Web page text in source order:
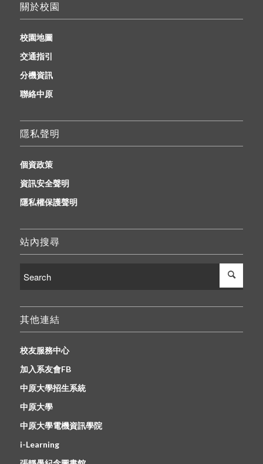
關於校園
校園地圖
交通指引
分機資訊
聯絡中原
隱私聲明
個資政策
資訊安全聲明
隱私權保護聲明
站內搜尋
其他連結
校友服務中心
加入系友會FB
中原大學招生系統
中原大學
中原大學電機資訊學院
i-Learning